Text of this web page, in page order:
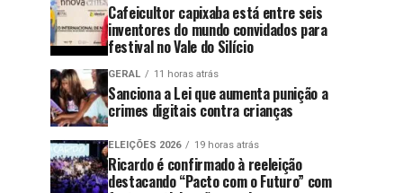
Cafeicultor capixaba está entre seis
inventores do mundo convidados para
festival no Vale do Silício
GERAL 11 horas atrás
Sanciona a Lei que aumenta punição a
crimes digitais contra crianças
ELEIÇÕES 2026 19 horas atrás
Ricardo é confirmado à reeleição
destacando “Pacto com o Futuro” com